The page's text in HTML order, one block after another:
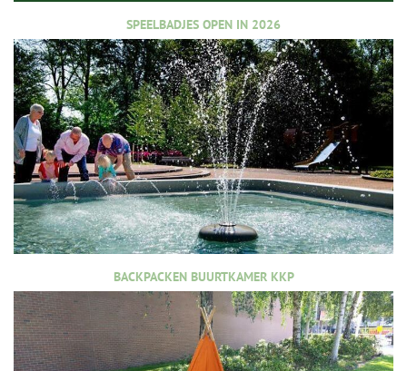
SPEELBADJES OPEN IN 2026
BACKPACKEN BUURTKAMER KKP